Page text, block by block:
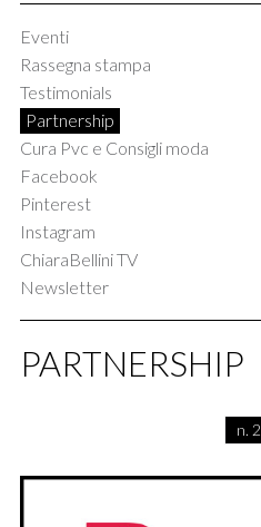
COMUNICAZIONE
STORE LOCATOR
CUSTOMER SERVICE
Eventi
Rassegna stampa
Testimonials
Partnership
Cura Pvc e Consigli moda
Facebook
Pinterest
Instagram
ChiaraBellini TV
Newsletter
PARTNERSHIP
n. 2